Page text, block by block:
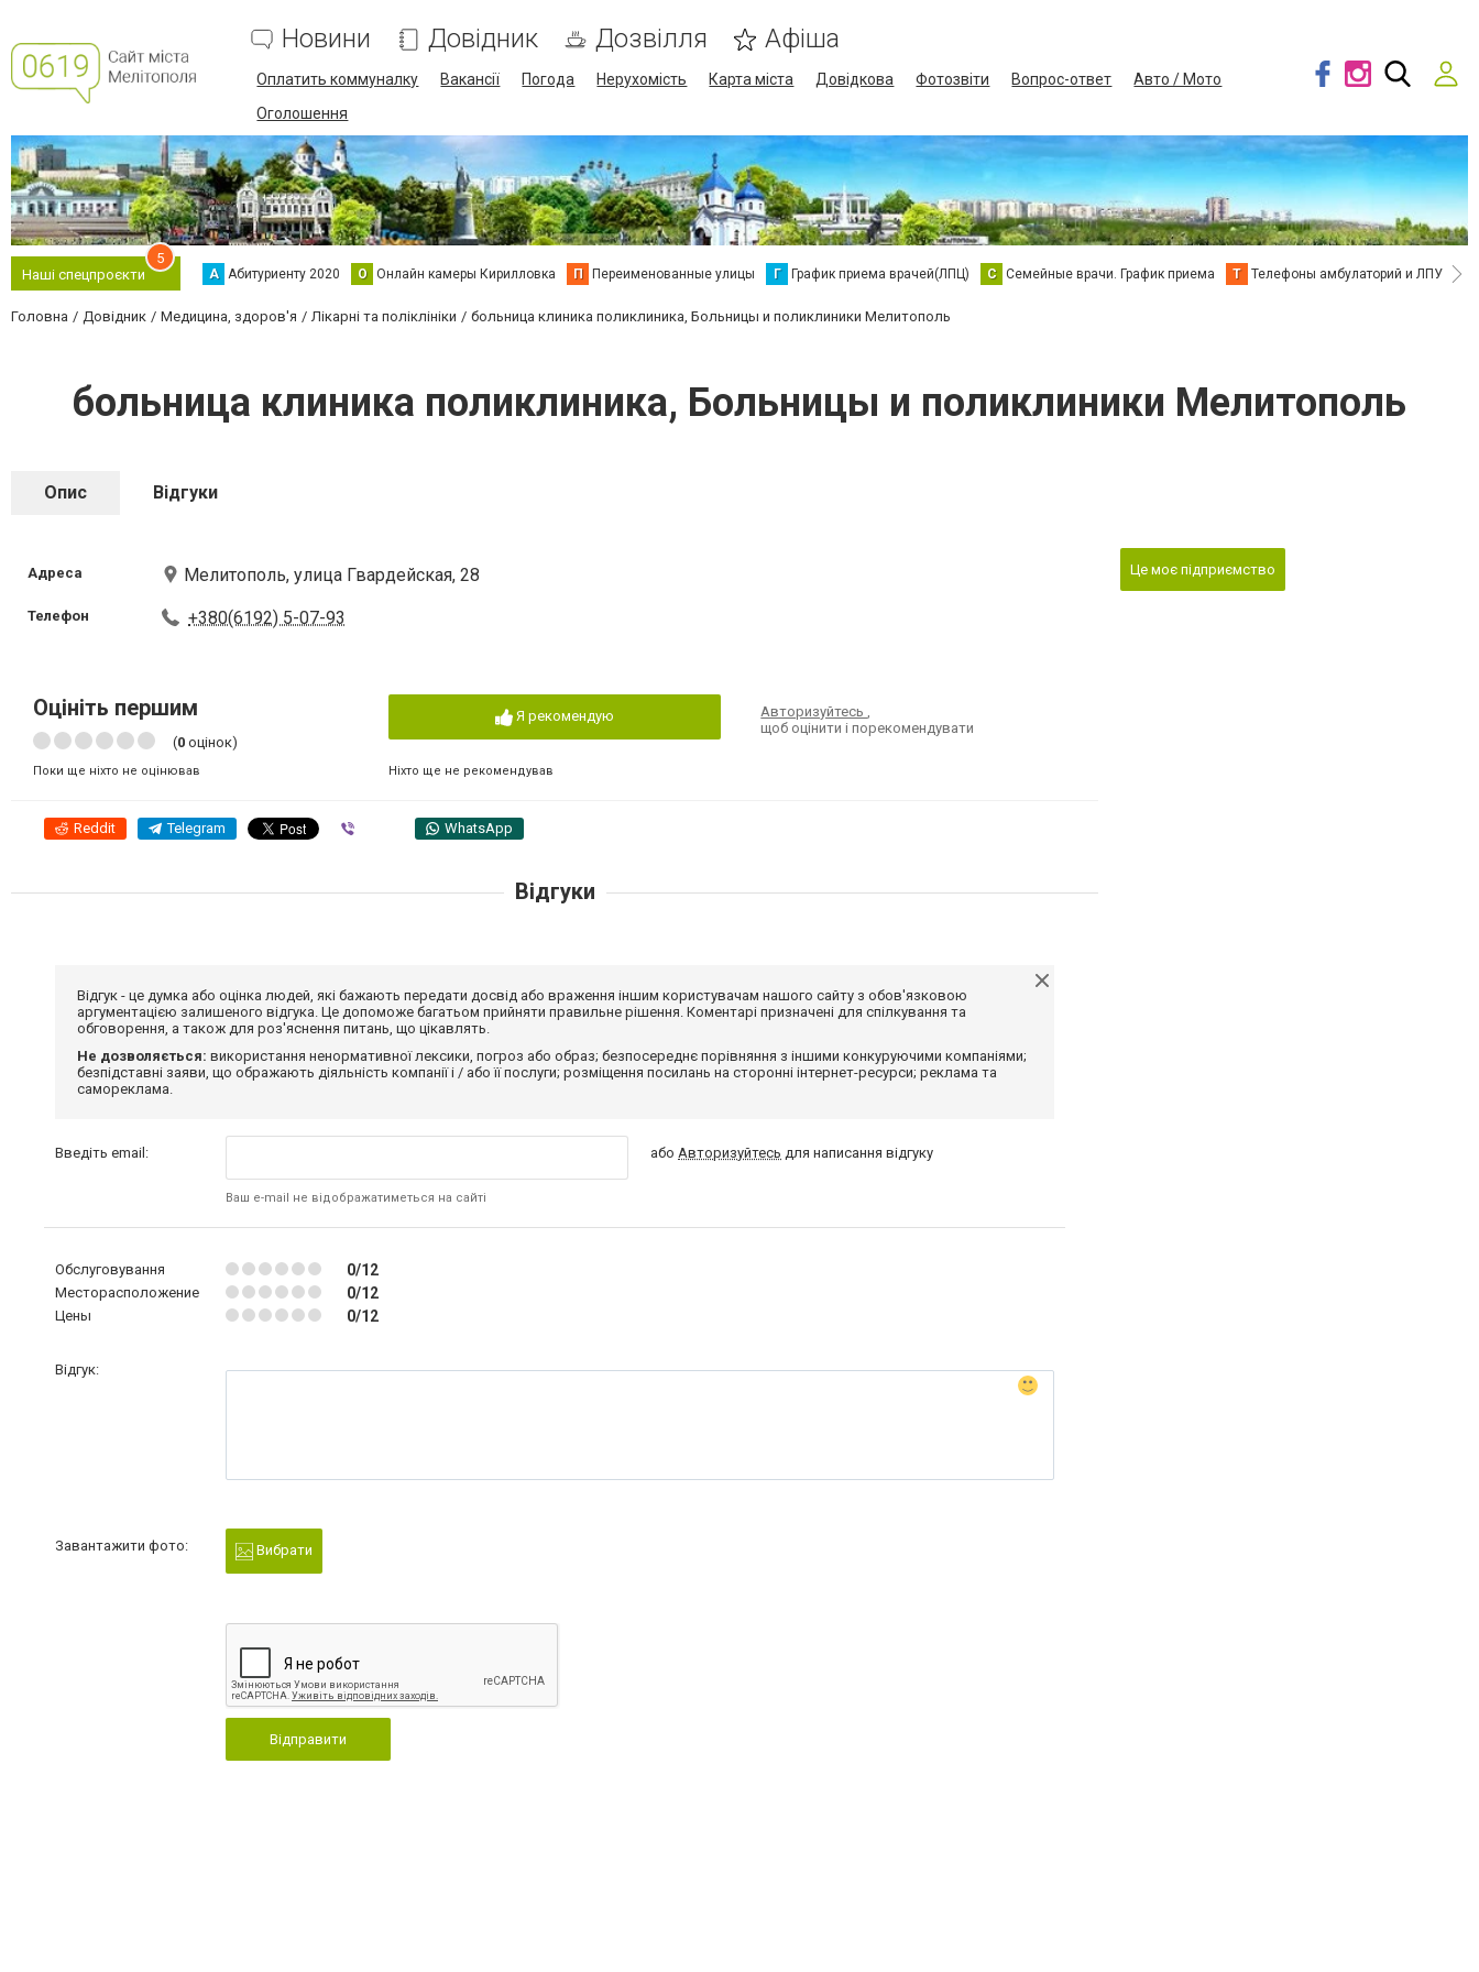
Новини Довідник Дозвілля Афіша
Оплатить коммуналку Вакансії Погода Нерухомість Карта міста Довідкова Фотозвіти Вопрос-ответ
Авто / Мото
Оголошення
Наші спецпроєкти
5
А Абитуриенту 2020 О Онлайн камеры Кирилловка П Переименованные улицы Г График приема врачей(ЛПЦ) С Семейные врачи. График приема Т Телефоны амбулаторий и ЛПУ В
Головна Довідник Медицина, здоров'я Лікарні та поліклініки больница клиника поликлиника, Больницы и поликлиники Мелитополь
больница клиника поликлиника, Больницы и поликлиники Мелитополь
Опис Відгуки
Адреса Мелитополь, улица Гвардейская, 28
Телефон +380(6192) 5-07-93
Оцініть першим
(0 оцінок)
Поки ще ніхто не оцінював
Я рекомендую
Ніхто ще не рекомендував
Авторизуйтесь,
щоб оцінити і порекомендувати
Reddit Telegram WhatsApp
Це моє підприємство
Відгуки
Відгук - це думка або оцінка людей, які бажають передати досвід або враження іншим користувачам нашого сайту з обов'язковою
аргументацією залишеного відгука. Це допоможе багатьом прийняти правильне рішення. Коментарі призначені для спілкування та
обговорення, а також для роз'яснення питань, що цікавлять.
Не дозволяється: використання ненормативної лексики, погроз або образ; безпосереднє порівняння з іншими конкуруючими компаніями;
безпідставні заяви, що ображають діяльність компанії і / або її послуги; розміщення посилань на сторонні інтернет-ресурси; реклама та
самореклама.
Введіть email:
Ваш e-mail не відображатиметься на сайті
абоАвторизуйтесь для написання відгуку
Обслуговування 0/12
Месторасположение 0/12
Цены 0/12
Відгук:
Завантажити фото: Вибрати
Відправити